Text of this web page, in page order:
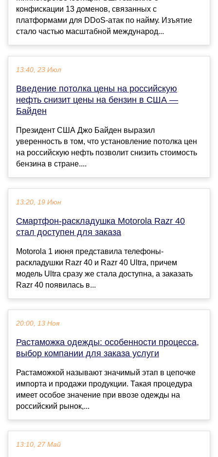
конфискации 13 доменов, связанных с
платформами для DDoS-атак по найму. Изъятие
стало частью масштабной международ...
13:40, 23 Июл
Введение потолка цены на российскую
нефть снизит цены на бензин в США —
Байден
Президент США Джо Байден выразил
уверенность в том, что установление потолка цен
на российскую нефть позволит снизить стоимость
бензина в стране....
13:20, 19 Июн
Смартфон-раскладушка Motorola Razr 40
стал доступен для заказа
Motorola 1 июня представила телефоны-
раскладушки Razr 40 и Razr 40 Ultra, причем
модель Ultra сразу же стала доступна, а заказать
Razr 40 появилась в...
20:00, 13 Ноя
Растаможка одежды: особенности процесса,
выбор компании для заказа услуги
Растаможкой называют значимый этап в цепочке
импорта и продажи продукции. Такая процедура
имеет особое значение при ввозе одежды на
российский рынок,...
13:10, 27 Май